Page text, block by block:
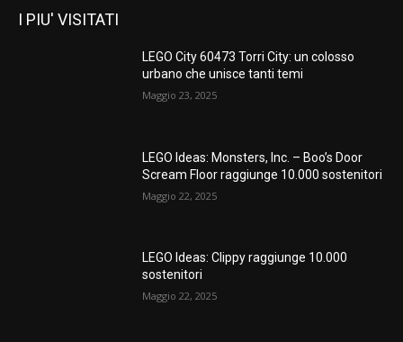
I PIU' VISITATI
LEGO City 60473 Torri City: un colosso
urbano che unisce tanti temi
Maggio 23, 2025
LEGO Ideas: Monsters, Inc. – Boo’s Door
Scream Floor raggiunge 10.000 sostenitori
Maggio 22, 2025
LEGO Ideas: Clippy raggiunge 10.000
sostenitori
Maggio 22, 2025